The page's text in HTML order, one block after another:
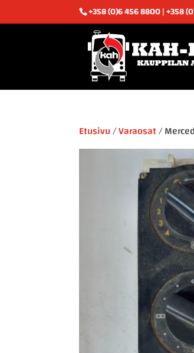
+358 (0)6 456 8800 | +358
Etusivu/Varaosat/